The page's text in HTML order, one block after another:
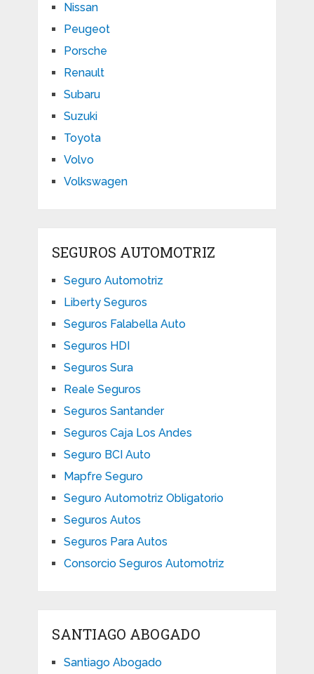
Nissan
Peugeot
Porsche
Renault
Subaru
Suzuki
Toyota
Volvo
Volkswagen
SEGUROS AUTOMOTRIZ
Seguro Automotriz
Liberty Seguros
Seguros Falabella Auto
Seguros HDI
Seguros Sura
Reale Seguros
Seguros Santander
Seguros Caja Los Andes
Seguro BCI Auto
Mapfre Seguro
Seguro Automotriz Obligatorio
Seguros Autos
Seguros Para Autos
Consorcio Seguros Automotriz
SANTIAGO ABOGADO
Santiago Abogado